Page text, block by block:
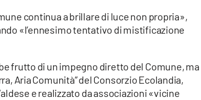
continua a brillare di luce non propria»,
«l’ennesimo tentativo di mistificazione
frutto di un impegno diretto del Comune, ma
Aria Comunità” del Consorzio Ecolandia,
e realizzato da associazioni «vicine